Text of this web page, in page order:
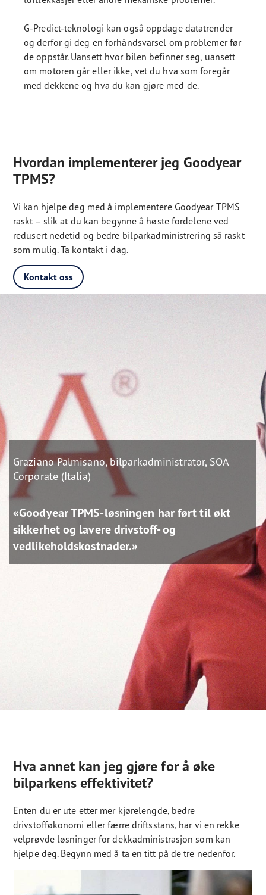
G-Predict-teknologi kan også oppdage datatrender
og derfor gi deg en forhåndsvarsel om problemer før
de oppstår. Uansett hvor bilen befinner seg, uansett
om motoren går eller ikke, vet du hva som foregår
med dekkene og hva du kan gjøre med de.
Hvordan implementerer jeg Goodyear
TPMS?
Vi kan hjelpe deg med å implementere Goodyear TPMS
raskt – slik at du kan begynne å høste fordelene ved
redusert nedetid og bedre bilparkadministrering så raskt
som mulig. Ta kontakt i dag.
Kontakt oss
Graziano Palmisano, bilparkadministrator, SOA
Corporate (Italia)
«Goodyear TPMS-løsningen har ført til økt
sikkerhet og lavere drivstoff- og
vedlikeholdskostnader.»
Hva annet kan jeg gjøre for å øke
bilparkens effektivitet?
Enten du er ute etter mer kjørelengde, bedre
drivstofføkonomi eller færre driftsstans, har vi en rekke
velprøvde løsninger for dekkadministrasjon som kan
hjelpe deg. Begynn med å ta en titt på de tre nedenfor.